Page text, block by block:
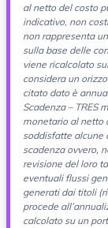
al netto del costo
indicativo, non
non rappresenta
sulla base delle
viene ricalcolato
considera un
citato dato è
Scadenza – TRES
monetario al netto
soddisfatte alcune
scadenza ovvero,
revisione del loro
eventuali flussi
generati dai titoli
procede
calcolato su un